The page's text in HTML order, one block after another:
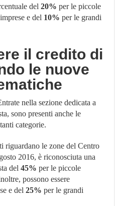
del 20% per le piccole
e del 10% per le grandi
il credito di
le nuove
nella sezione dedicata a
sono presenti anche le
categorie.
riguardano le zone del Centro
2016, è riconosciuta una
del45% per le piccole
possono essere
e del 25% per le grandi